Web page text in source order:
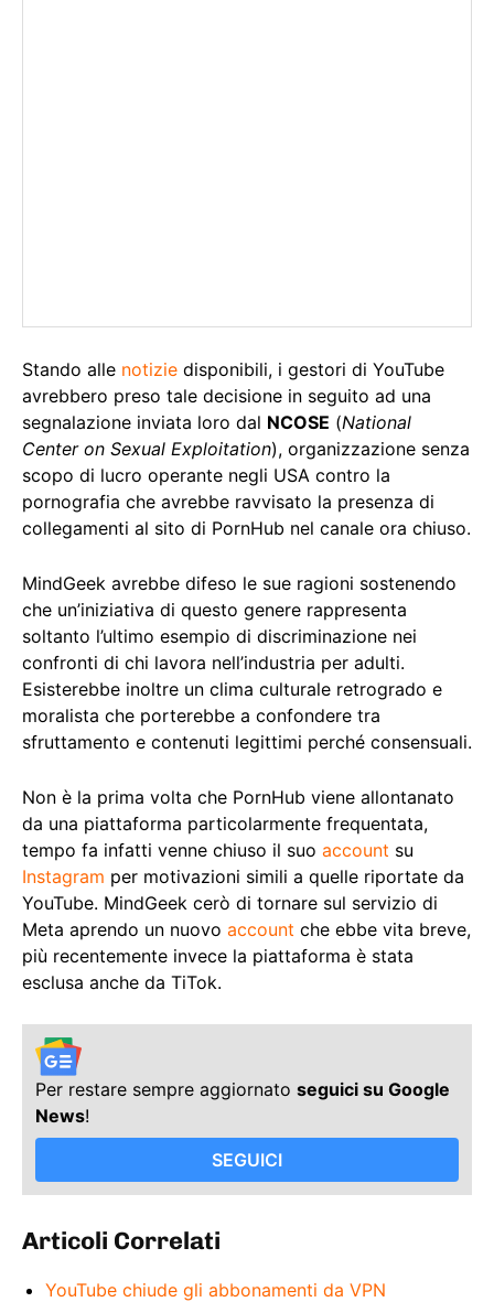
Stando alle notizie disponibili, i gestori di YouTube
avrebbero preso tale decisione in seguito ad una
segnalazione inviata loro dal NCOSE (National
Center on Sexual Exploitation), organizzazione senza
scopo di lucro operante negli USA contro la
pornografia che avrebbe ravvisato la presenza di
collegamenti al sito di PornHub nel canale ora chiuso.
MindGeek avrebbe difeso le sue ragioni sostenendo
che un’iniziativa di questo genere rappresenta
soltanto l’ultimo esempio di discriminazione nei
confronti di chi lavora nell’industria per adulti.
Esisterebbe inoltre un clima culturale retrogrado e
moralista che porterebbe a confondere tra
sfruttamento e contenuti legittimi perché consensuali.
Non è la prima volta che PornHub viene allontanato
da una piattaforma particolarmente frequentata,
tempo fa infatti venne chiuso il suo account su
Instagram per motivazioni simili a quelle riportate da
YouTube. MindGeek cerò di tornare sul servizio di
Meta aprendo un nuovo account che ebbe vita breve,
più recentemente invece la piattaforma è stata
esclusa anche da TiTok.
Per restare sempre aggiornato seguici su Google
News!
SEGUICI
Articoli Correlati
YouTube chiude gli abbonamenti da VPN